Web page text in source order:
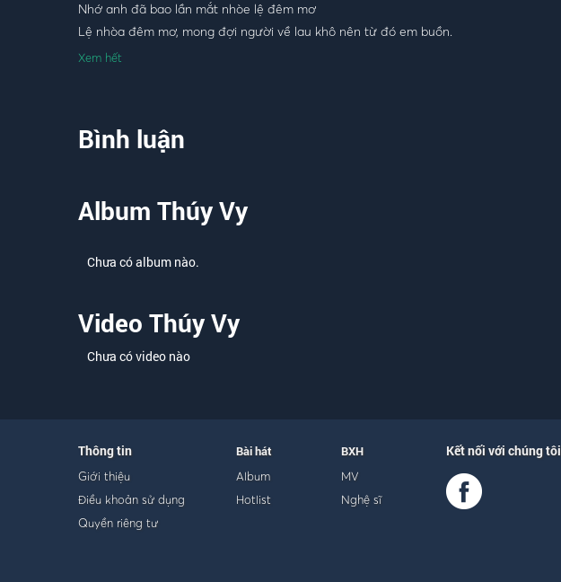
Nhớ anh đã bao lần mắt nhòe lệ đêm mơ
Lệ nhòa đêm mơ, mong đợi người về lau khô nên từ đó em buồn.
Gương xưa còn đó nhưng bóng hình nào thấy đâu
Tin anh gục chết giữa lúc băng rừng sâu cho tơ duyên bẽ bàng
Một đời ngăn đôi nhưng tình đầu làm sao vơi nên từ đó em buồn.
Xem hết
Bình luận
Album Thúy Vy
Chưa có album nào.
Video Thúy Vy
Chưa có video nào
Thông tin
Giới thiệu
Điều khoản sử dụng
Quyền riêng tư
Bài hát
Album
Hotlist
BXH
MV
Nghệ sĩ
Kết nối với chúng tôi